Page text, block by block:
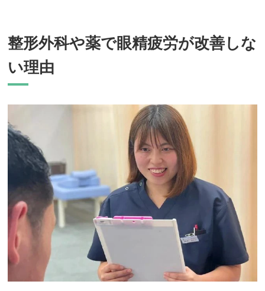
整形外科や薬で眼精疲労が改善しな
い理由